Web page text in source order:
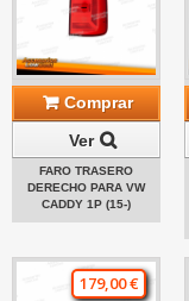
Comprar
Ver
FARO TRASERO
DERECHO PARA VW
CADDY 1P (15-)
179,00 €